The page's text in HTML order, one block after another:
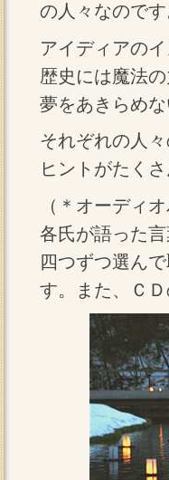
の人々なので
アイディアの
歴史には魔法
夢をあきらめ
それぞれの人
ヒントがたく
（＊オーディ
各氏が語った
四つずつ選ん
す。また、Ｃ